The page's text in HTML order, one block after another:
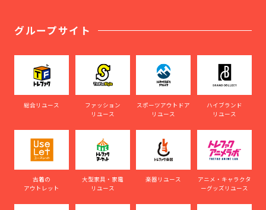
グループサイト
総合リユース
ファッション
リユース
スポーツアウトドア
リユース
ハイブランド
リユース
古着の
アウトレット
大型家具・家電
リユース
楽器リユース
アニメ・キャラクタ
ーグッズリユース